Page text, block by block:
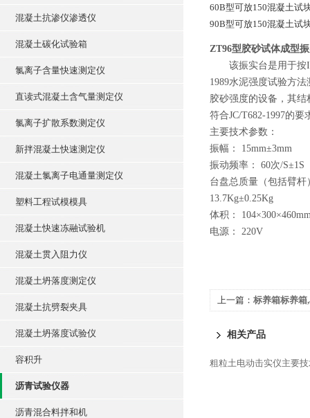
混凝土抗渗仪渗透仪
混凝土碳化试验箱
氯离子含量快速测定仪
直读式混凝土含气量测定仪
氯离子扩散系数测定仪
新拌混凝土快速测定仪
混凝土氯离子电通量测定仪
塑料工程试模模具
混凝土快速冻融试验机
混凝土贯入阻力仪
混凝土坍落度测定仪
混凝土抗劈裂夹具
混凝土坍落度试验仪
容积升
沥青试验仪器
沥青混合料拌和机
60B型可放150混凝土试
90B型可放150混凝土试
ZT96型胶砂试体成型
该振实台是用于按
1989水泥强度试验方法
胶砂强度的设备，其结
符合JC/T682-1997的要
主要技术参数：
振幅： 15mm±3mm
振动频率： 60次/S±1S
台盘总质量（包括臂杆
13.7Kg±0.25Kg
体积：
电源： 220V
上一篇： 标养箱标养箱
相关产品
粗粒土电动击实仪主要